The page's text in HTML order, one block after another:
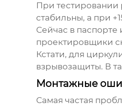
При тестировании
стабильны, а при
Сейчас в паспорте
проектировщики
Кстати, для
взрывозащиты. В
Монтажные
Самая частая